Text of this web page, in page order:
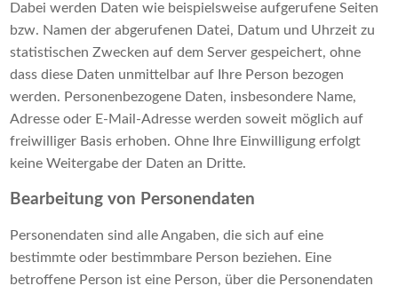
Dabei werden Daten wie beispielsweise aufgerufene Seiten
bzw. Namen der abgerufenen Datei, Datum und Uhrzeit zu
statistischen Zwecken auf dem Server gespeichert, ohne
dass diese Daten unmittelbar auf Ihre Person bezogen
werden. Personenbezogene Daten, insbesondere Name,
Adresse oder E-Mail-Adresse werden soweit möglich auf
freiwilliger Basis erhoben. Ohne Ihre Einwilligung erfolgt
keine Weitergabe der Daten an Dritte.
Bearbeitung von Personendaten
Personendaten sind alle Angaben, die sich auf eine
bestimmte oder bestimmbare Person beziehen. Eine
betroffene Person ist eine Person, über die Personendaten